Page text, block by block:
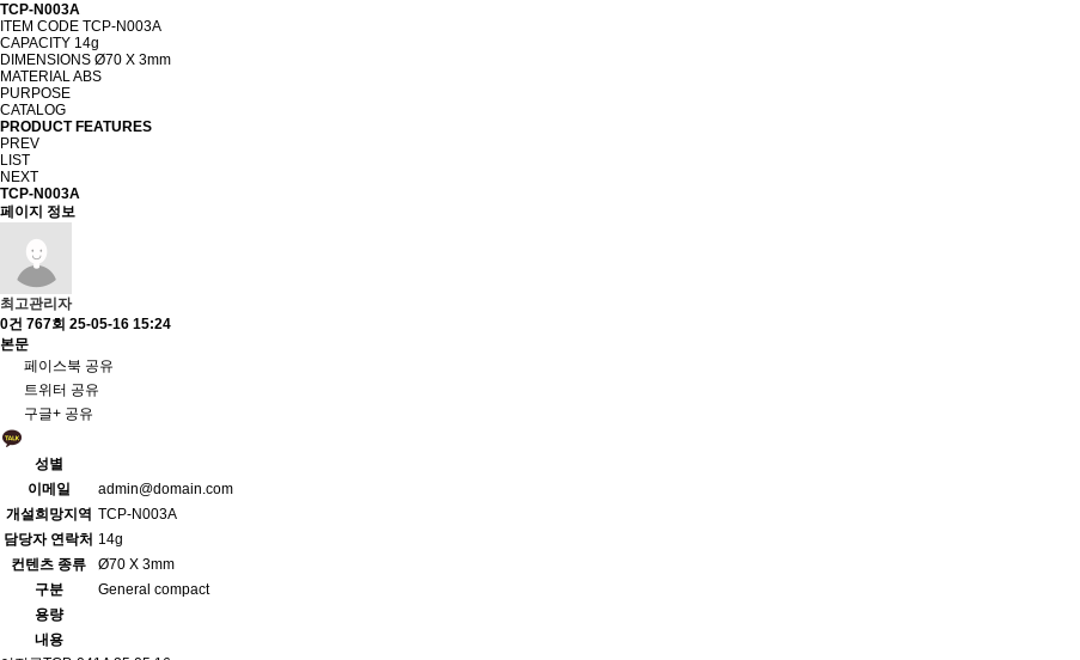
TCP-N003A
ITEM CODE TCP-N003A
CAPACITY 14g
DIMENSIONS Ø70 X 3mm
MATERIALABS
PURPOSE
CATALOG
PRODUCT FEATURES
PREV
LIST
NEXT
TCP-N003A
페이지 정보
최고관리자
0건 767회 25-05-16 15:24
본문
페이스북 공유
트위터 공유
구글+ 공유
성별
이메일
admin@domain.com
개설희망지역 TCP-N003A
담당자 연락처 14g
컨텐츠 종류
Ø70 X 3mm
구분
General compact
용량
내용